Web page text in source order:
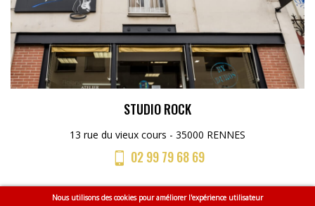
Nous utilisons des cookies pour améliorer l'expérience utilisateur
STUDIO ROCK
13 rue du vieux cours - 35000 RENNES
02 99 79 68 69